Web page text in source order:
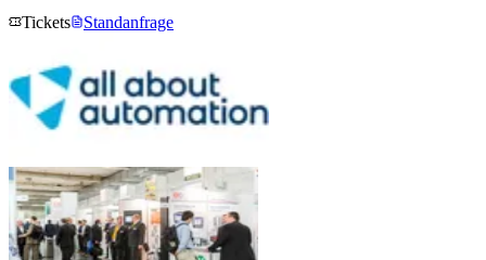
Tickets
Standanfrage